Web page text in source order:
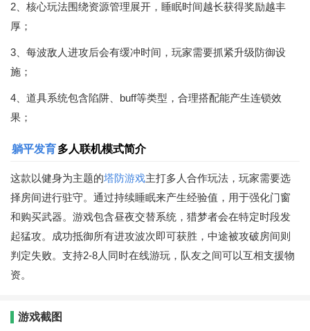
2、核心玩法围绕资源管理展开，睡眠时间越长获得奖励越丰
厚；
3、每波敌人进攻后会有缓冲时间，玩家需要抓紧升级防御设
施；
4、道具系统包含陷阱、buff等类型，合理搭配能产生连锁效
果；
躺平发育多人联机模式简介
这款以健身为主题的塔防游戏主打多人合作玩法，玩家需要选
择房间进行驻守。通过持续睡眠来产生经验值，用于强化门窗
和购买武器。游戏包含昼夜交替系统，猎梦者会在特定时段发
起猛攻。成功抵御所有进攻波次即可获胜，中途被攻破房间则
判定失败。支持2-8人同时在线游玩，队友之间可以互相支援物
资。
游戏截图